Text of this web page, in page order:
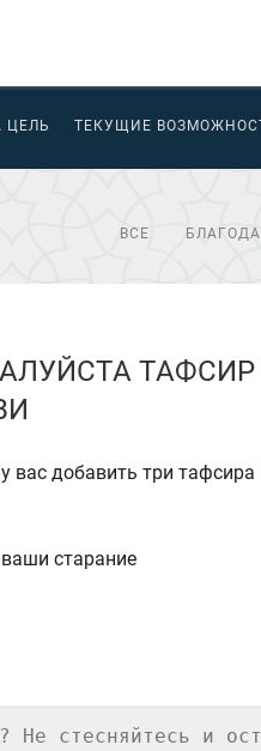
ЦЕЛЬ ТЕКУЩИЕ
ВСЕ
вас добавить три
старание